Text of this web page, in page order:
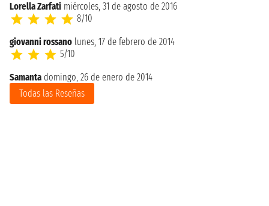
Lorella Zarfati miércoles, 31 de agosto de 2016
8/10
giovanni rossano lunes, 17 de febrero de 2014
5/10
Samanta domingo, 26 de enero de 2014
Todas las Reseñas